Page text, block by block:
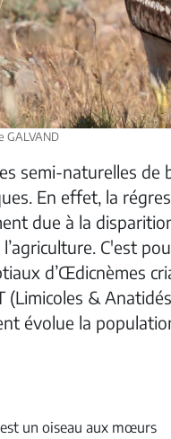
GALVAND
semi-naturelles
En effet, la
due à la
C'est
d’Œdicnèmes
(Limicoles &
évolue la
un oiseau aux mœurs